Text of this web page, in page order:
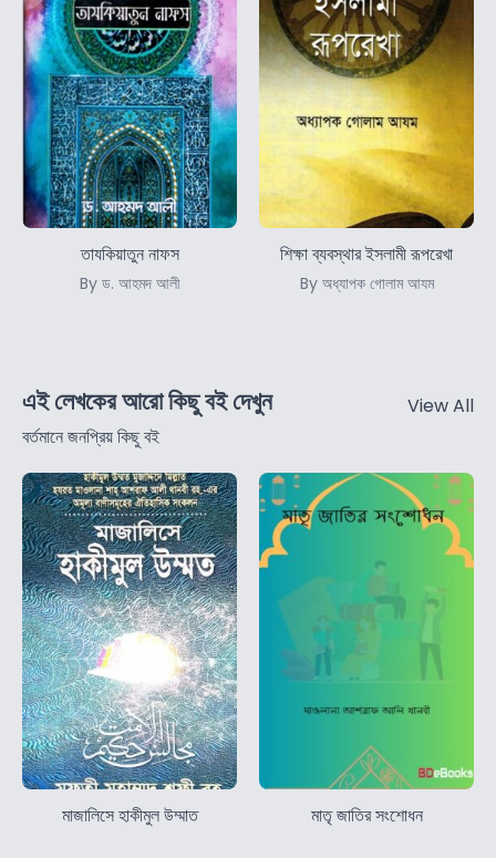
তাযকিয়াতুন নাফস
By ড. আহমদ আলী
শিক্ষা ব্যবস্থার ইসলামী রূপরেখা
By অধ্যাপক গোলাম আযম
এই লেখকের আরো কিছু বই দেখুন
বর্তমানে জনপ্রিয় কিছু বই
View All
মাজালিসে হাকীমুল উম্মাত মাতৃ জাতির সংশোধন